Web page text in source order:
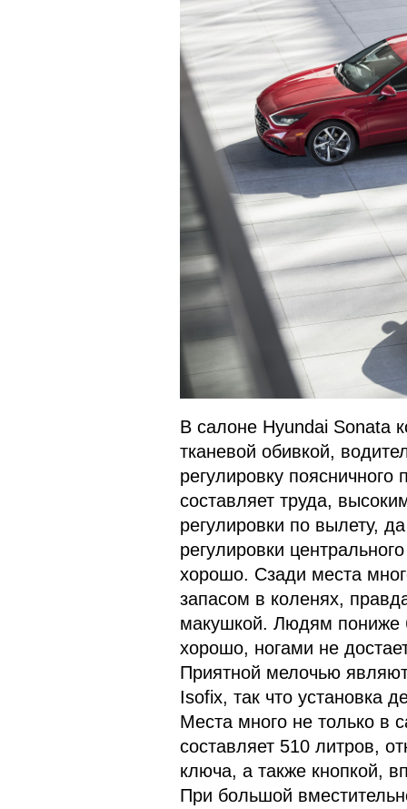
В салоне Hyundai Sonata
тканевой обивкой,
регулировку
составляет труда,
регулировки по вылету,
регулировки
хорошо. Сзади места
запасом в коленях,
макушкой. Людям пониже
хорошо, ногами не
Приятной мелочью
Isofix, так что установка
Места много не только в
составляет 510 литров,
ключа, а также кнопкой,
При большой